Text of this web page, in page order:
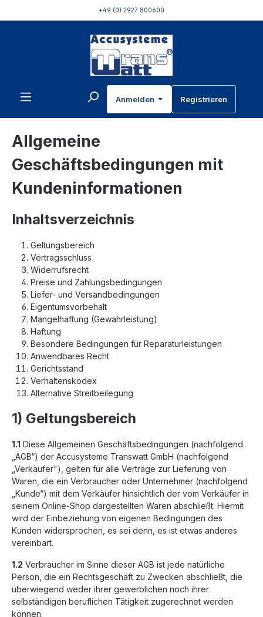
+49 (0) 2927 800600
Anmelden Registrieren
Allgemeine
Geschäftsbedingungen mit
Kundeninformationen
Inhaltsverzeichnis
Geltungsbereich
Vertragsschluss
Widerrufsrecht
Preise und Zahlungsbedingungen
Liefer- und Versandbedingungen
Eigentumsvorbehalt
Mängelhaftung (Gewährleistung)
Haftung
Besondere Bedingungen für Reparaturleistungen
Anwendbares Recht
Gerichtsstand
Verhaltenskodex
Alternative Streitbeilegung
1) Geltungsbereich
1.1 Diese Allgemeinen Geschäftsbedingungen (nachfolgend
„AGB“) der Accusysteme Transwatt GmbH (nachfolgend
„Verkäufer"), gelten für alle Verträge zur Lieferung von
Waren, die ein Verbraucher oder Unternehmer (nachfolgend
„Kunde“) mit dem Verkäufer hinsichtlich der vom Verkäufer in
seinem Online-Shop dargestellten Waren abschließt. Hiermit
wird der Einbeziehung von eigenen Bedingungen des
Kunden widersprochen, es sei denn, es ist etwas anderes
vereinbart.
1.2 Verbraucher im Sinne dieser AGB ist jede natürliche
Person, die ein Rechtsgeschäft zu Zwecken abschließt, die
überwiegend weder ihrer gewerblichen noch ihrer
selbständigen beruflichen Tätigkeit zugerechnet werden
können.